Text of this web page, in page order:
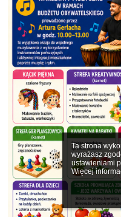
Ta strona
wyrażasz
ustawieniami
Więcej